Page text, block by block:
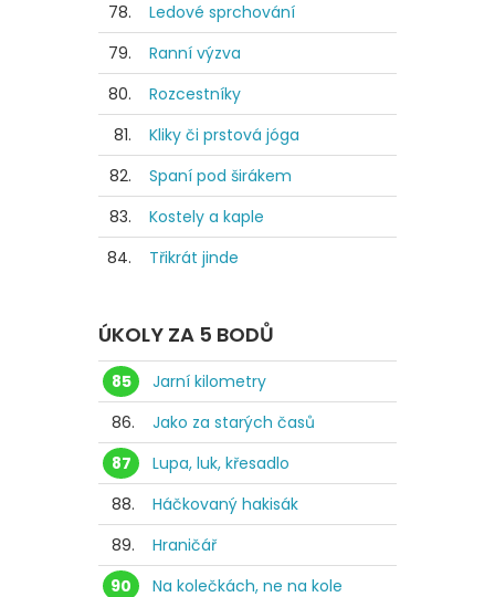
78.
Ledové sprchování
79.
Ranní výzva
80.
Rozcestníky
81.
Kliky či prstová jóga
82.
Spaní pod širákem
83.
Kostely a kaple
84.
Třikrát jinde
ÚKOLY ZA 5 BODŮ
85
Jarní kilometry
86.
Jako za starých časů
87
Lupa, luk, křesadlo
88.
Háčkovaný hakisák
89.
Hraničář
90
Na kolečkách, ne na kole